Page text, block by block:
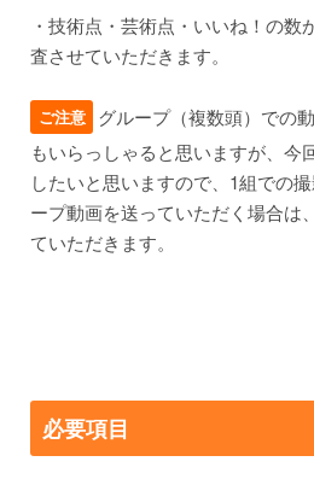
・技術点・芸術点・いいね！の数
査させていただきます。
ご注意
グループ（複数頭）での
もいらっしゃると思いますが、今
したいと思いますので、1組での
ープ動画を送っていただく場合は
ていただきます。
必要項目